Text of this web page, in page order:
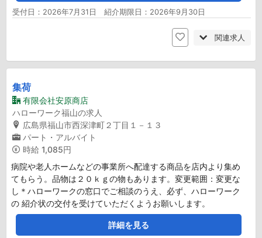
受付日：2026年7月31日 紹介期限日：2026年9月30日
関連求人
集荷
有限会社安原商店
ハローワーク福山の求人
広島県福山市西深津町２丁目１－１３
パート・アルバイト
時給 1,085円
病院や老人ホームなどの事業所へ配達する商品を店内より集め
てもらう。品物は２０ｋｇの物もあります。変更範囲：変更な
し＊ハローワークの窓口でご相談のうえ、必ず、ハローワーク
の 紹介状の交付を受けていただくようお願いします。
詳細を見る